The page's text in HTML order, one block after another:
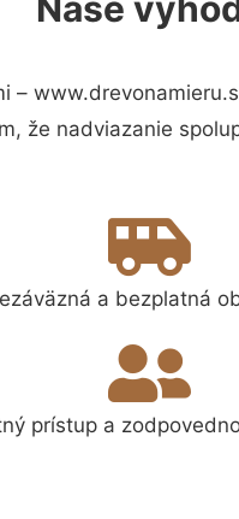
–
že nadviazanie
a bezplatná
prístup a